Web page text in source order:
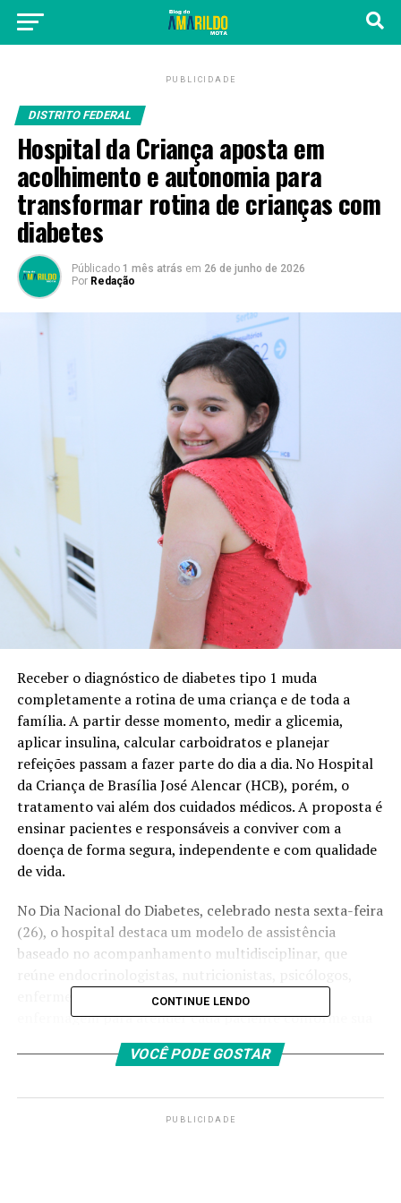
PUBLICIDADE
DISTRITO FEDERAL
Hospital da Criança aposta em
acolhimento e autonomia para
transformar rotina de crianças com
diabetes
Públicado 1 mês atrás em 26 de junho de 2026
Por Redação
Receber o diagnóstico de diabetes tipo 1 muda
completamente a rotina de uma criança e de toda a
família. A partir desse momento, medir a glicemia,
aplicar insulina, calcular carboidratos e planejar
refeições passam a fazer parte do dia a dia. No Hospital
da Criança de Brasília José Alencar (HCB), porém, o
tratamento vai além dos cuidados médicos. A proposta é
ensinar pacientes e responsáveis a conviver com a
doença de forma segura, independente e com qualidade
de vida.
No Dia Nacional do Diabetes, celebrado nesta sexta-feira
(26), o hospital destaca um modelo de assistência
baseado no acompanhamento multidisciplinar, que
enfermeiros, assistentes sociais e técnicos de
enfermagem para atender cada paciente conforme sua
técnica pelo Programa de Diabetes do HCB, Paola
Brugnera, não existe um tratamento que sirva para
CONTINUE LENDO
VOCÊ PODE GOSTAR
PUBLICIDADE